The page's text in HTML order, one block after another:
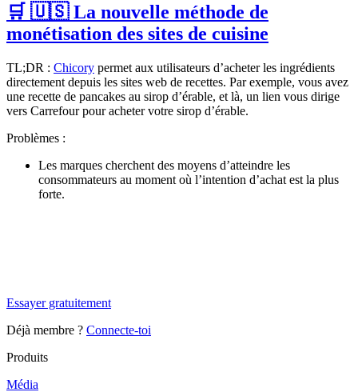
🛒 🇺🇸 La nouvelle méthode de
monétisation des sites de cuisine
TL;DR : Chicory permet aux utilisateurs d’acheter les ingrédients
directement depuis les sites web de recettes. Par exemple, vous avez
une recette de pancakes au sirop d’érable, et là, un lien vous dirige
vers Carrefour pour acheter votre sirop d’érable.
Problèmes :
Les marques cherchent des moyens d’atteindre les
consommateurs au moment où l’intention d’achat est la plus
forte.
Essayer gratuitement
Déjà membre ? Connecte-toi
Produits
Média